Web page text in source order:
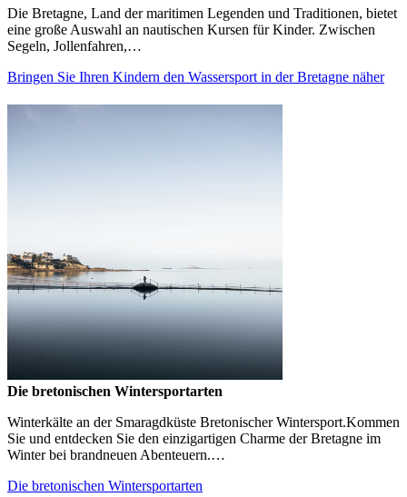
Die Bretagne, Land der maritimen Legenden und Traditionen, bietet
eine große Auswahl an nautischen Kursen für Kinder. Zwischen
Segeln, Jollenfahren,…
Bringen Sie Ihren Kindern den Wassersport in der Bretagne näher
Die bretonischen Wintersportarten
Winterkälte an der Smaragdküste Bretonischer Wintersport.Kommen
Sie und entdecken Sie den einzigartigen Charme der Bretagne im
Winter bei brandneuen Abenteuern.…
Die bretonischen Wintersportarten